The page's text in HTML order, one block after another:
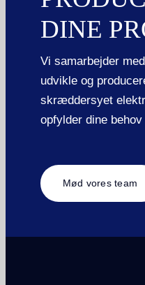
DINE
Vi samarbejder
udvikle og
skræddersyet
opfylder dine
Mød vores team